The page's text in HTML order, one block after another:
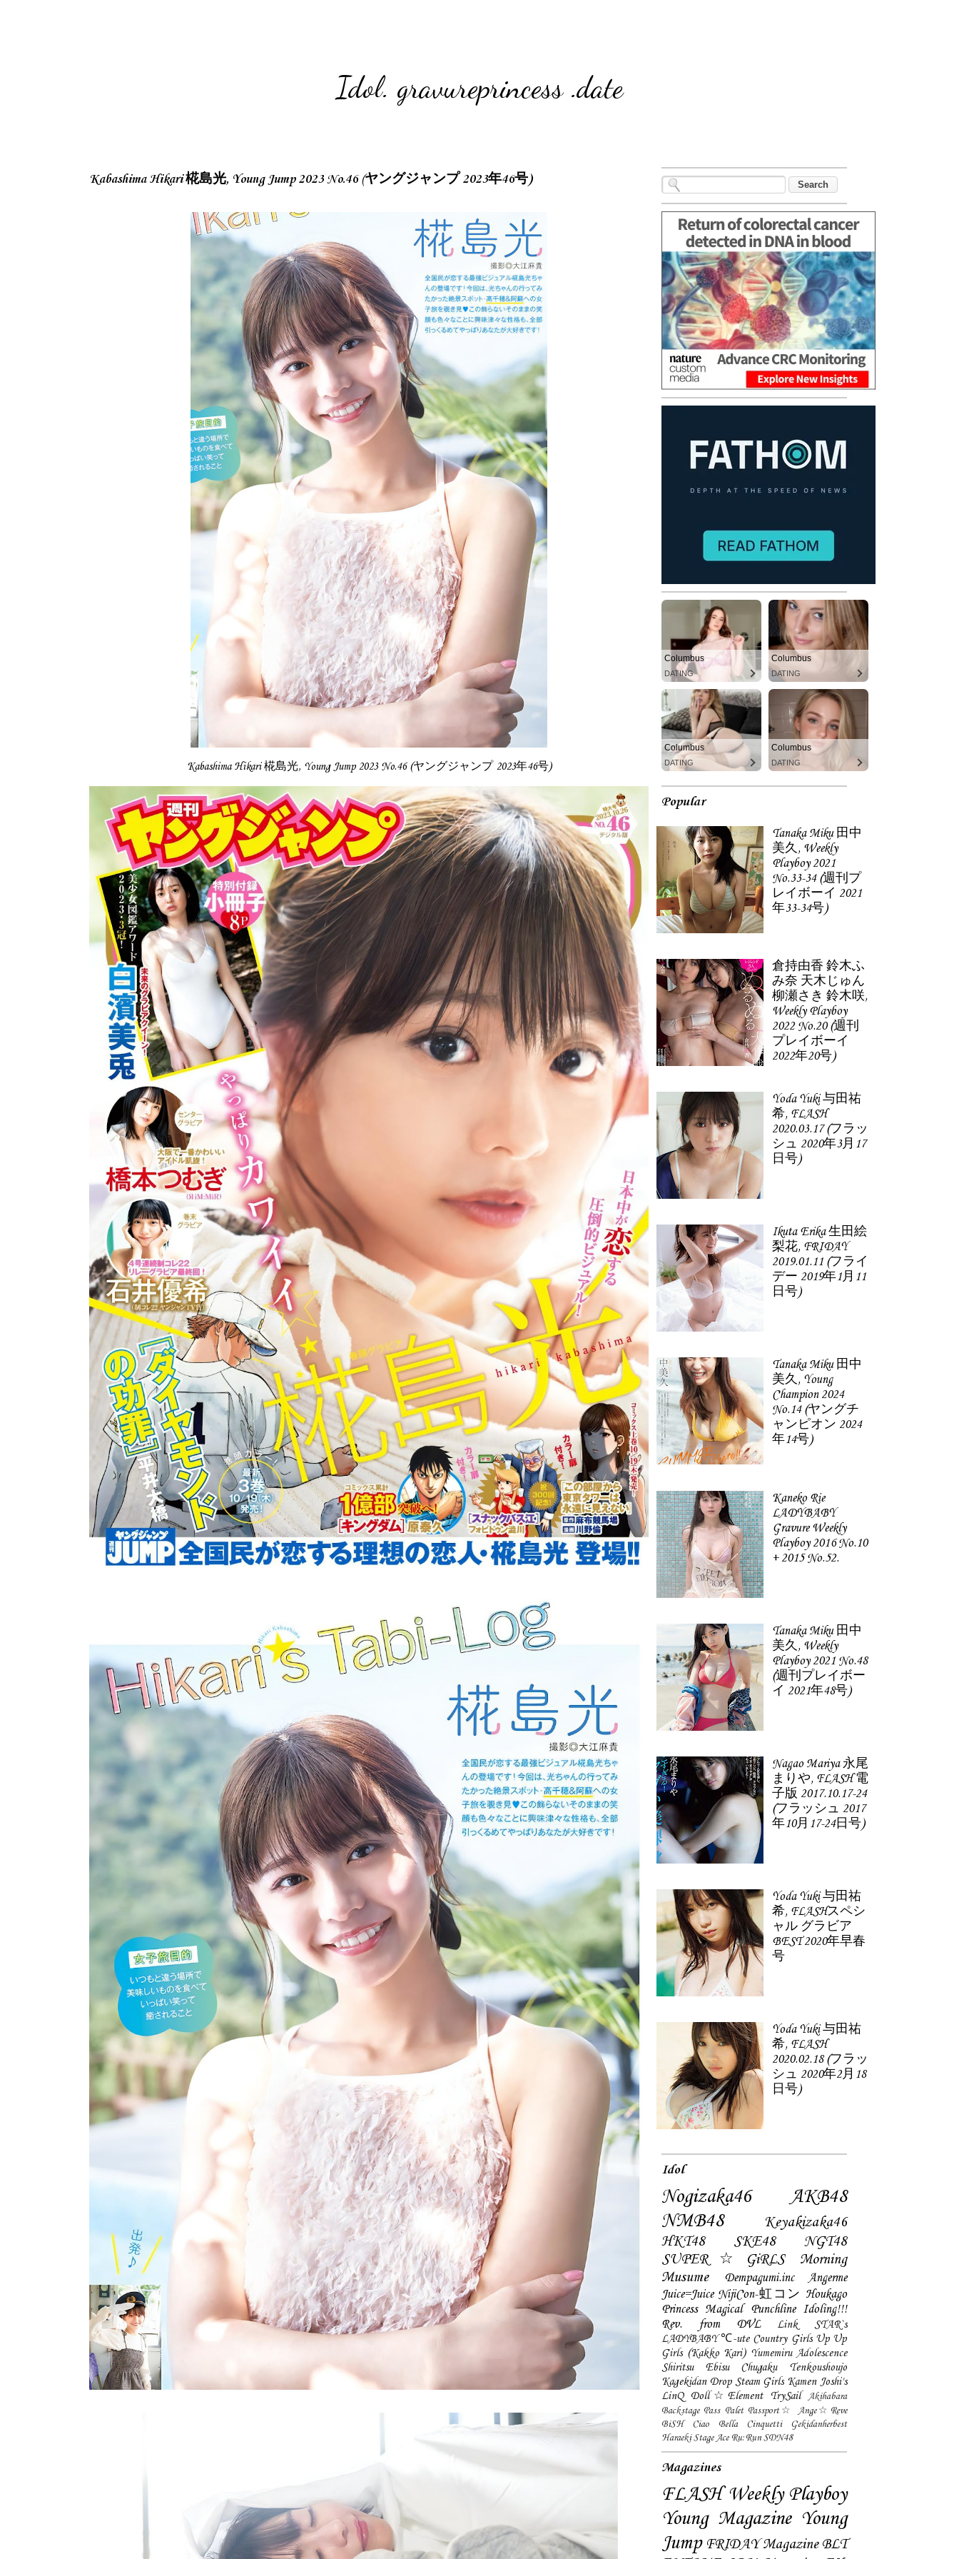
Idol. gravureprincess .date
Kabashima Hikari 椛島光, Young Jump 2023 No.46 (ヤングジャンプ 2023年46号)
Kabashima Hikari 椛島光, Young Jump 2023 No.46 (ヤングジャンプ 2023年46号)
Columbus
DATING
Columbus
DATING
Columbus
DATING
Columbus
DATING
Popular
Tanaka Miku 田中
美久, Weekly
Playboy 2021
No.33-34 (週刊プ
レイボーイ 2021
年33-34号)
倉持由香 鈴木ふ
み奈 天木じゅん
柳瀬さき 鈴木咲,
Weekly Playboy
2022 No.20 (週刊
プレイボーイ
2022年20号)
Yoda Yuki 与田祐
希, FLASH
2020.03.17 (フラッ
シュ 2020年3月17
日号)
Ikuta Erika 生田絵
梨花, FRIDAY
2019.01.11 (フライ
デー 2019年1月11
日号)
Tanaka Miku 田中
美久, Young
Champion 2024
No.14 (ヤングチ
ャンピオン 2024
年14号)
Kaneko Rie
LADYBABY
Gravure Weekly
Playboy 2016 No.10
+ 2015 No.52.
Tanaka Miku 田中
美久, Weekly
Playboy 2021 No.48
(週刊プレイボー
イ 2021年48号)
Nagao Mariya 永尾
まりや, FLASH 電
子版 2017.10.17-24
(フラッシュ 2017
年10月17-24日号)
Yoda Yuki 与田祐
希, FLASHスペシ
ャル グラビア
BEST 2020年早春
号
Yoda Yuki 与田祐
希, FLASH
2020.02.18 (フラッ
シュ 2020年2月18
日号)
Idol
Nogizaka46
AKB48
NMB48
Keyakizaka46
HKT48
SKE48
NGT48
SUPER☆GiRLS
Morning
Musume
Dempagumi.inc
Angerme
Juice=Juice NijiCon-虹コン Houkago
Princess Magical Punchline Idoling!!!
Rev. from DVL
Link STAR`s
LADYBABY ℃-ute Country Girls Up Up
Girls (Kakko Kari) Yumemiru Adolescence
Shiritsu Ebisu Chugaku
Tenkoushoujo
Kagekidan Drop Steam Girls Kamen Joshi's
LinQ Doll☆Element TrySail
Akihabara
Backstage Pass Palet Passport☆
Ange☆Reve
BiSH
Ciao Bella Cinquetti
Gekidanherbest
Haraeki Stage Ace Ru:Run SDN48
Magazines
FLASH Weekly Playboy
Young Magazine Young
Jump FRIDAY Magazine BLT